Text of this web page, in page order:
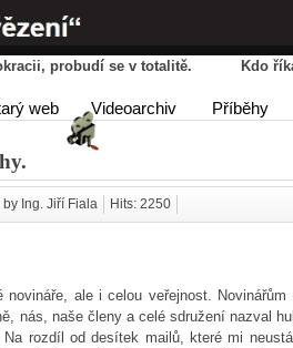
HOME AGENDA
probudí se v totalitě. Kdo říká
web Videoarchiv Příběhy
by Ing. Jiří Fiala Hits: 2250
ale i celou veřejnost.
nás, naše členy a celé sdružení nazval
rozdíl od desítek mailů, které mi